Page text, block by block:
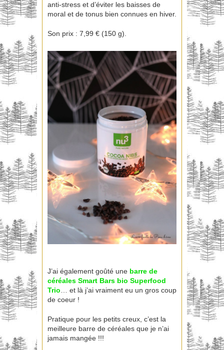
anti-stress et d’éviter les baisses de
moral et de tonus bien connues en hiver.
Son prix : 7,99 € (150 g).
J’ai également goûté une barre de
céréales Smart Bars bio Superfood
Trio… et là j’ai vraiment eu un gros coup
de coeur !
Pratique pour les petits creux, c’est la
meilleure barre de céréales que je n’ai
jamais mangée !!!